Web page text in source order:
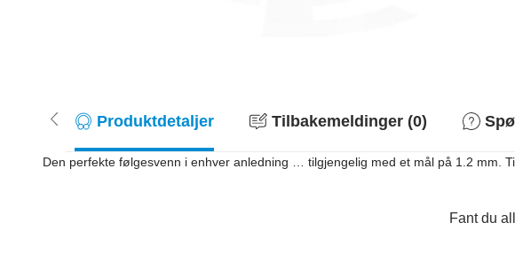
Produktdetaljer Tilbakemeldinger (0)
Den perfekte følgesvenn i enhver anledning … tilgjengelig med et mål på 1.2 mm.
Fant du